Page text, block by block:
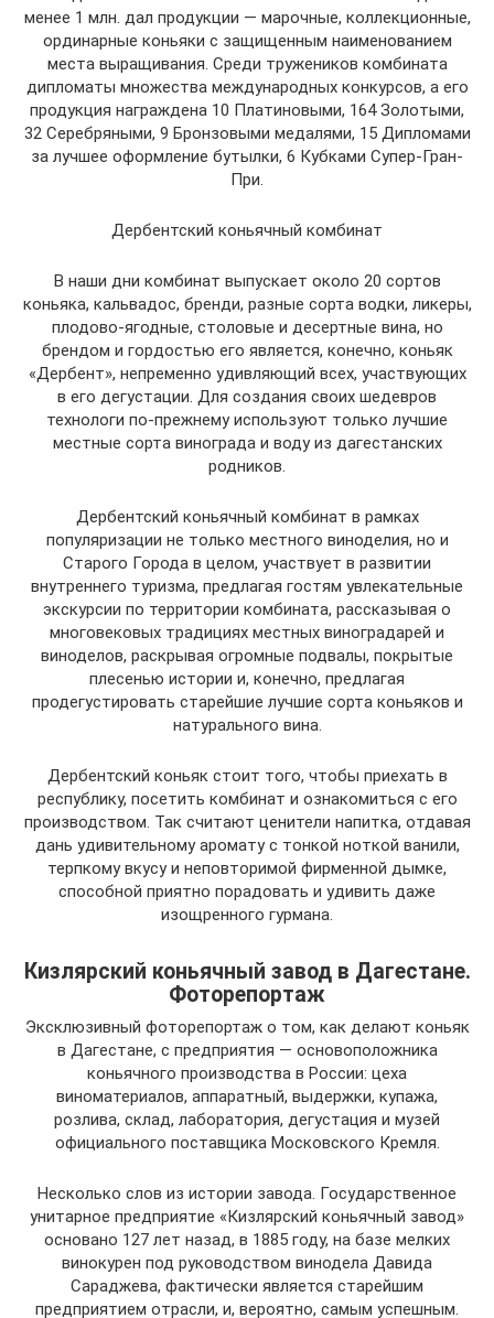
менее 1 млн. дал продукции — марочные, коллекционные,
ординарные коньяки с защищенным наименованием
места выращивания. Среди тружеников комбината
дипломаты множества международных конкурсов, а его
продукция награждена 10 Платиновыми, 164 Золотыми,
32 Серебряными, 9 Бронзовыми медалями, 15 Дипломами
за лучшее оформление бутылки, 6 Кубками Супер-Гран-
При.
Дербентский коньячный комбинат
В наши дни комбинат выпускает около 20 сортов
коньяка, кальвадос, бренди, разные сорта водки, ликеры,
плодово-ягодные, столовые и десертные вина, но
брендом и гордостью его является, конечно, коньяк
«Дербент», непременно удивляющий всех, участвующих
в его дегустации. Для создания своих шедевров
технологи по-прежнему используют только лучшие
местные сорта винограда и воду из дагестанских
родников.
Дербентский коньячный комбинат в рамках
популяризации не только местного виноделия, но и
Старого Города в целом, участвует в развитии
внутреннего туризма, предлагая гостям увлекательные
экскурсии по территории комбината, рассказывая о
многовековых традициях местных виноградарей и
виноделов, раскрывая огромные подвалы, покрытые
плесенью истории и, конечно, предлагая
продегустировать старейшие лучшие сорта коньяков и
натурального вина.
Дербентский коньяк стоит того, чтобы приехать в
республику, посетить комбинат и ознакомиться с его
производством. Так считают ценители напитка, отдавая
дань удивительному аромату с тонкой ноткой ванили,
терпкому вкусу и неповторимой фирменной дымке,
способной приятно порадовать и удивить даже
изощренного гурмана.
Кизлярский коньячный завод в Дагестане.
Фоторепортаж
Эксклюзивный фоторепортаж о том, как делают коньяк
в Дагестане, с предприятия — основоположника
коньячного производства в России: цеха
виноматериалов, аппаратный, выдержки, купажа,
розлива, склад, лаборатория, дегустация и музей
официального поставщика Московского Кремля.
Несколько слов из истории завода. Государственное
унитарное предприятие «Кизлярский коньячный завод»
основано 127 лет назад, в 1885 году, на базе мелких
винокурен под руководством винодела Давида
Сараджева, фактически является старейшим
предприятием отрасли, и, вероятно, самым успешным.